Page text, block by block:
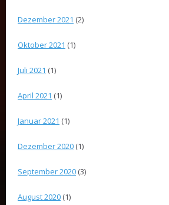
Dezember 2021 (2)
Oktober 2021 (1)
Juli 2021 (1)
April 2021 (1)
Januar 2021 (1)
Dezember 2020 (1)
September 2020 (3)
August 2020 (1)